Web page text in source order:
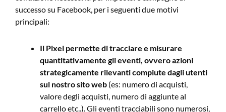
successo su Facebook, per i seguenti due motivi
principali:
Il Pixel permette di tracciare e misurare
quantitativamente gli eventi, ovvero azioni
strategicamente rilevanti compiute dagli utenti
sul nostro sito web (es: numero di acquisti,
valore degli acquisti, numero di aggiunte al
carrello etc..). Gli eventi tracciabili sono numerosi,